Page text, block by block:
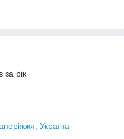
за рік
Україна